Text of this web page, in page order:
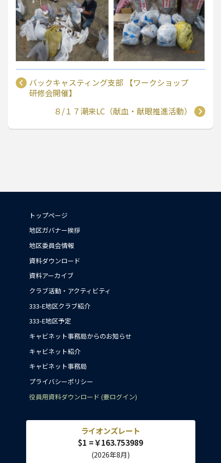
バックキャスティング支部 【ワークショップ
研修会開催】
８/１７潮来LC（献血・献眼推進活動）
トップページ
地区ガバナー挨拶
地区委員会情報
資料ダウンロード
資料アーカイブ
クラブ活動・アクティビティ
333-E地区クラブ紹介
333-E地区予定
キャビネット事務局からのお知らせ
キャビネット紹介
キャビネット事務局
プライバシーポリシー
役員用資料ダウンロード (要ログイン)
ライオンズレート
$1 =￥163.753989
(2026年8月)